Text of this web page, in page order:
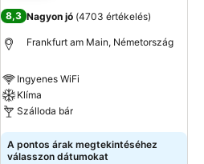
8,3 Nagyon jó (4703 értékelés)
Frankfurt am Main, Németország
Ingyenes WiFi
Klíma
Szálloda bár
Árak megjelenítése
A pontos árak megtekintéséhez
válasszon dátumokat